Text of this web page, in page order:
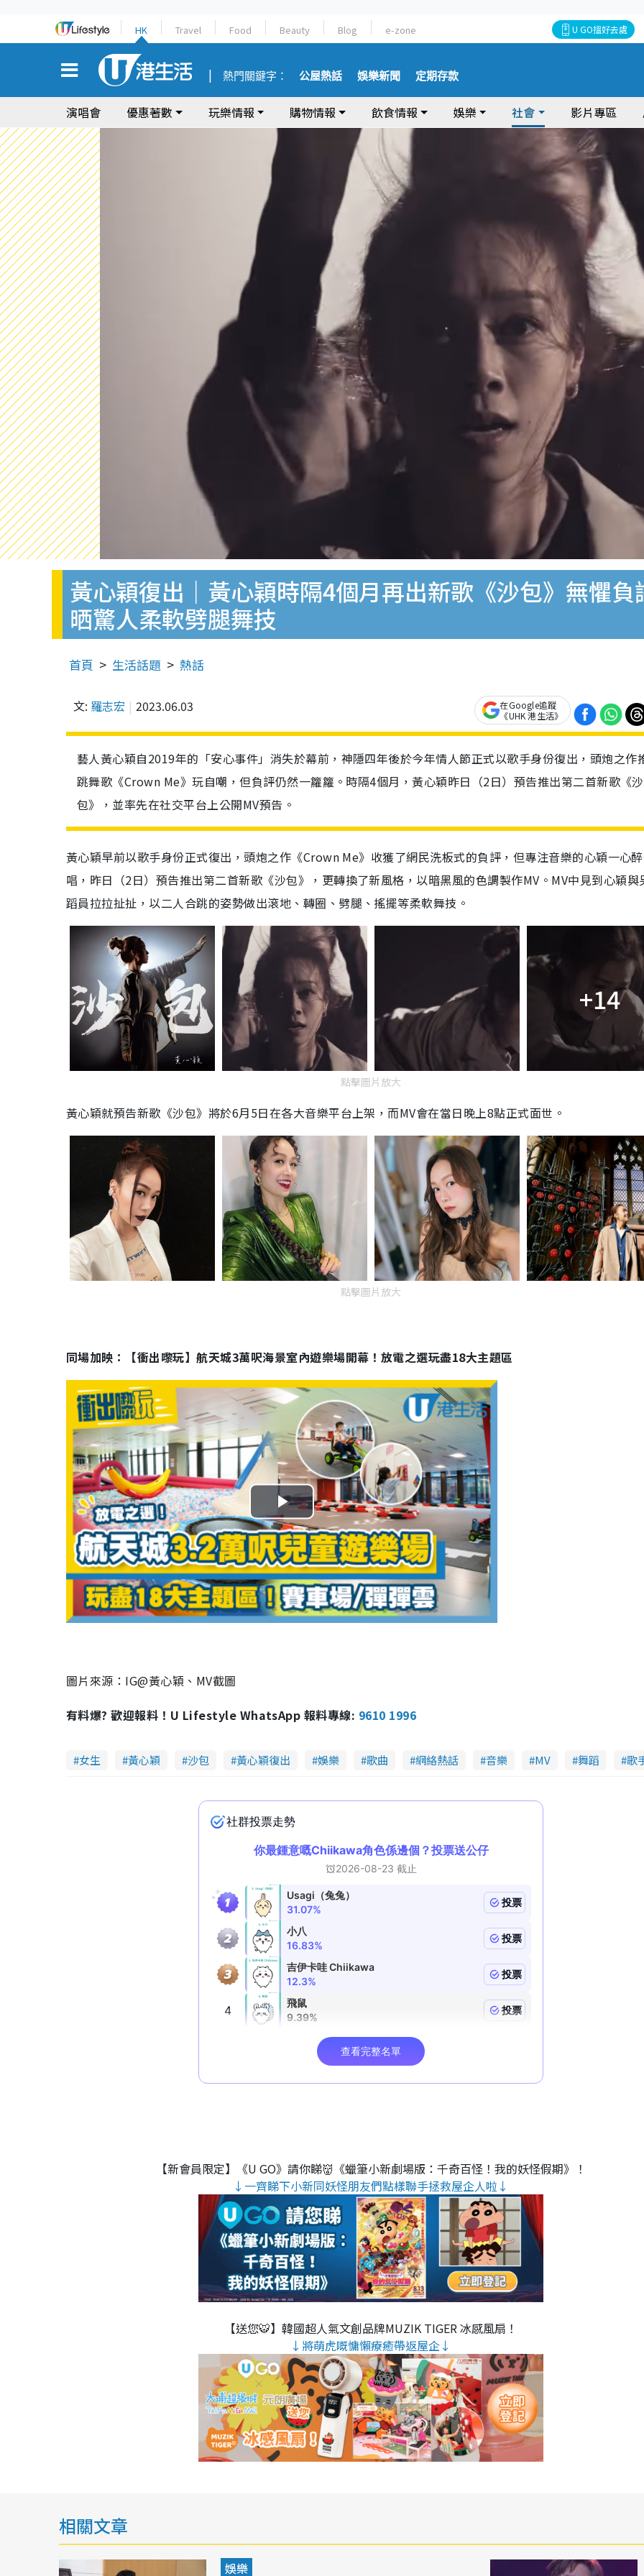
HK Travel Food Beauty Blog e-zone U GO搵好去處
熱門關鍵字： 公屋熱話 娛樂新聞 定期存款
演唱會 優惠著數 玩樂情報 購物情報 飲食情報 娛樂 社會 影片專區
黃心穎復出｜黃心穎時隔4個月再出新歌《沙包》無懼
晒驚人柔軟劈腿舞技
首頁 生活話題 熱話
文: 羅志宏 2023.06.03
在Google追蹤
《UHK 港生活》
藝人黃心穎自2019年的「安心事件」消失於幕前，神隱四年後於今年情人節正式以歌手身份復出，頭炮之作
跳舞歌《Crown Me》玩自嘲，但負評仍然一籮籮。時隔4個月，黃心穎昨日（2日）預告推出第二首新歌《沙
包》，並率先在社交平台上公開MV預告。
黃心穎早前以歌手身份正式復出，頭炮之作《Crown Me》收獲了網民洗板式的負評，但專注音樂的心穎一心
唱，昨日（2日）預告推出第二首新歌《沙包》，更轉換了新風格，以暗黑風的色調製作MV。MV中見到心穎與
蹈員拉拉扯扯，以二人合跳的姿勢做出滾地、轉圈、劈腿、搖擺等柔軟舞技。
+14
點擊圖片放大
黃心穎就預告新歌《沙包》將於6月5日在各大音樂平台上架，而MV會在當日晚上8點正式面世。
點擊圖片放大
同場加映：【衝出嚟玩】航天城3萬呎海景室內遊樂場開幕！放電之選玩盡18大主題區
P
l
a
y
d
圖片來源：IG@黃心穎、MV截圖
有料爆? 歡迎報料！U Lifestyle WhatsApp 報料專線: 9610 1996
女生 黃心穎 沙包 黃心穎復出 娛樂 歌曲 網絡熱話 音樂 MV 舞蹈 歌
【新會員限定】《U GO》請你睇👹《蠟筆小新劇場版：千奇百怪！我的妖怪假期》！
↓一齊睇下小新同妖怪朋友們點樣聯手拯救屋企人啦↓
【送您🐯】韓國超人氣文創品牌MUZIK TIGER 冰感風扇！
↓將萌虎嘅慵懶療癒帶返屋企↓
相關文章
娛樂